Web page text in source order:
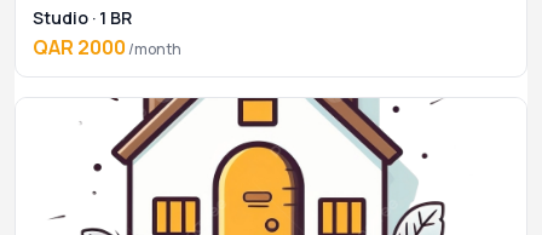
Studio · 1 BR
QAR 2000 /month